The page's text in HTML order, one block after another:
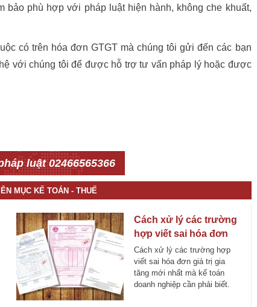
bảo phù hợp với pháp luật hiện hành, không che khuất,
có trên hóa đơn GTGT mà chúng tôi gửi đến các bạn
với chúng tôi để được hỗ trợ tư vấn pháp lý hoặc được
luật 02466565366
MỤC KẾ TOÁN - THUẾ
Cách xử lý các trường
hợp viết sai hóa đơn
giá trị gia tăng
Cách xử lý các trường hợp
viết sai hóa đơn giá trị gia
tăng mới nhất mà kế toán
doanh nghiệp cần phải biết.